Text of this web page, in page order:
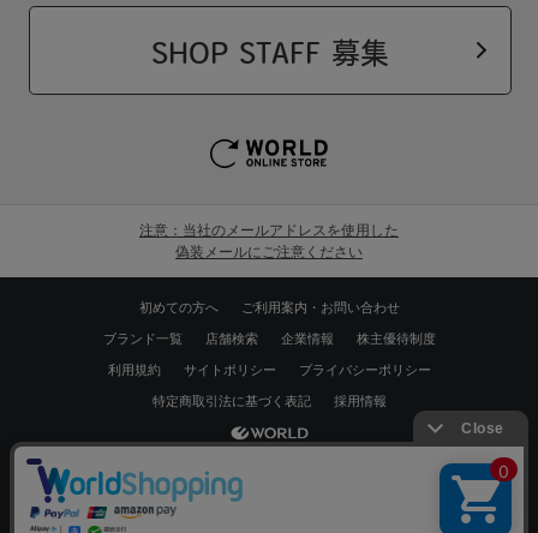
SHOP STAFF 募集
注意：当社のメールアドレスを使用した
偽装メールにご注意ください
初めての方へ ご利用案内・お問い合わせ
ブランド一覧 店舗検索 企業情報 株主優待制度
利用規約 サイトポリシー プライバシーポリシー
特定商取引法に基づく表記 採用情報